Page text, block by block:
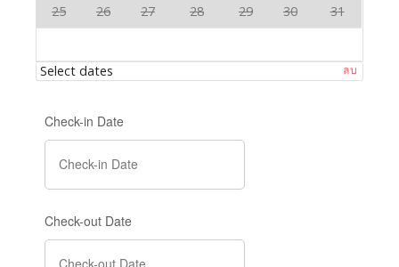
25
26 27 28 29 30 31
Select dates ลบ
Check-in Date
Check-out Date